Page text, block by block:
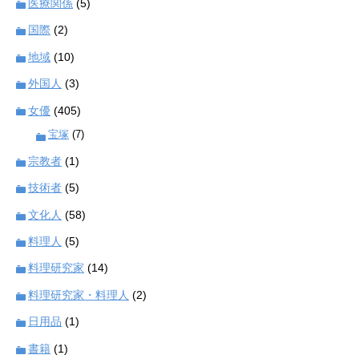
医療関係 (5)
国際 (2)
地域 (10)
外国人 (3)
女優 (405)
宝塚 (7)
宗教者 (1)
技術者 (5)
文化人 (58)
料理人 (5)
料理研究家 (14)
料理研究家・料理人 (2)
日用品 (1)
書籍 (1)